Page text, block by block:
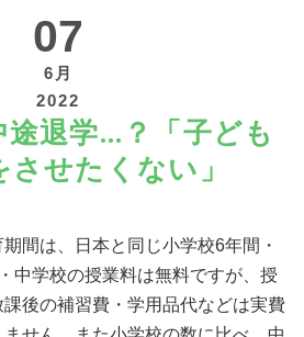
付する
07
6月
2022
退学…？「子ども
せたくない」
間は、日本と同じ小学校6年間・
中学校の授業料は無料ですが、授
後の補習費・学用品代などは実費